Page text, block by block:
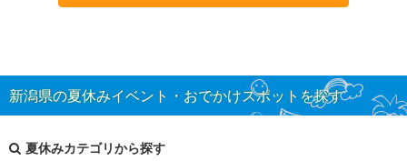
新潟県の夏休みイベント・おでかけスポットを探す
夏休みカテゴリから探す